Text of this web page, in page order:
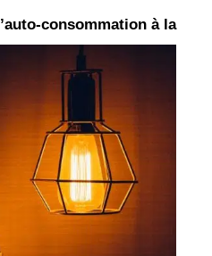
consommation à la